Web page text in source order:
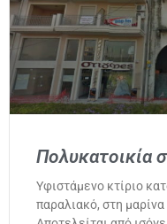
Πολυκατοικία
Υφιστάμενο κτίριο
παραλιακό, στη